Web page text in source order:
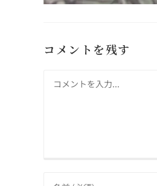
コメントを残す